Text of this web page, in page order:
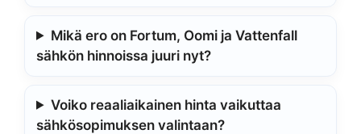
Mikä ero on Fortum, Oomi ja Vattenfall
sähkön hinnoissa juuri nyt?
Voiko reaaliaikainen hinta vaikuttaa
sähkösopimuksen valintaan?